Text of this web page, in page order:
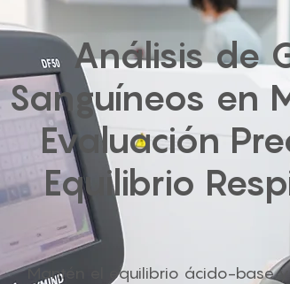
Análisis de
Sanguíneos en
Evaluación
Equilibrio
Mantén el equilibrio ácido-base